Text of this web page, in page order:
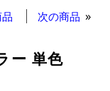
次の商品
ー 単色